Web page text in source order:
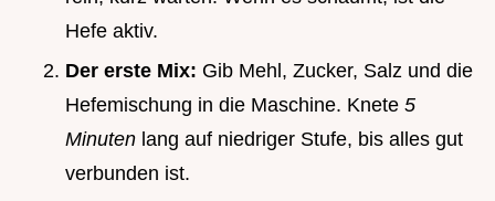
Hefe aktiv.
Der erste Mix: Gib Mehl, Zucker, Salz und die
Hefemischung in die Maschine. Knete 5
Minuten lang auf niedriger Stufe, bis alles gut
verbunden ist.